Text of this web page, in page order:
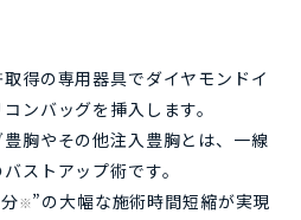
取得の専用器具でダイヤモンドイ
ンバッグを挿入します。
胸やその他注入豊胸とは、一線
ストアップ術です。
※”の大幅な施術時間短縮が実現